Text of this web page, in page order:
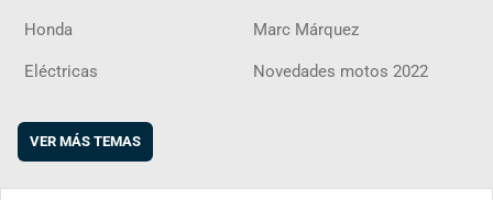
Honda Marc Márquez
Eléctricas Novedades motos 2022
VER MÁS TEMAS